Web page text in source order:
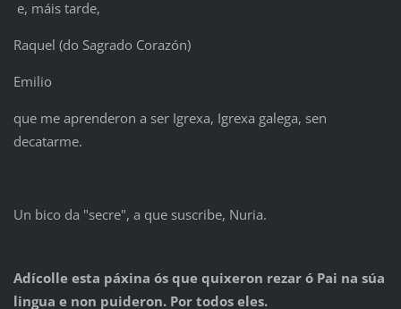
e, máis tarde,
Raquel (do Sagrado Corazón)
Emilio
que me aprenderon a ser Igrexa, Igrexa galega, sen
decatarme.
Un bico da "secre", a que suscribe, Nuria.
Adícolle esta páxina ós que quixeron rezar ó Pai na súa
lingua e non puideron. Por todos eles.